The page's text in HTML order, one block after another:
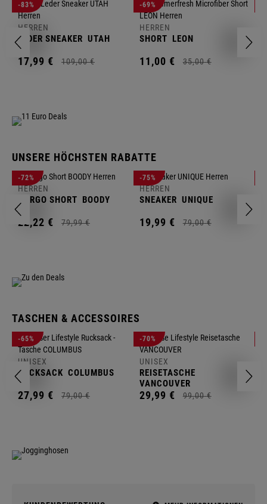
-83%
HERREN
LEDER SNEAKER UTAH
17,99 € 109,00 €
-69%
HERREN
SHORT LEON
11,00 € 35,00 €
UNSERE HÖCHSTEN RABATTE
-72%
HERREN
CARGO SHORT BOODY
22,22 € 79,99 €
-75%
HERREN
SNEAKER UNIQUE
19,99 € 79,00 €
TASCHEN & ACCESSOIRES
-65%
UNISEX
RUCKSACK COLUMBUS
27,99 € 79,00 €
-70%
UNISEX
REISETASCHE
VANCOUVER
29,99 € 99,00 €